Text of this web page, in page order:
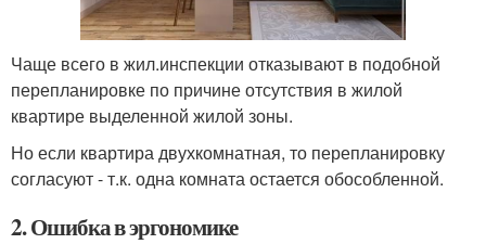
Чаще всего в жил.инспекции отказывают в подобной
перепланировке по причине отсутствия в жилой
квартире выделенной жилой зоны.
Но если квартира двухкомнатная, то перепланировку
согласуют - т.к. одна комната остается обособленной.
2. Ошибка в эргономике